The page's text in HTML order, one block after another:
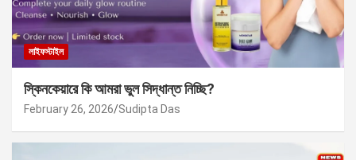
লাইফস্টাইল
স্কিনকেয়ারে কি আমরা ভুল সিদ্ধান্ত নিচ্ছি?
February 26, 2026 Sudipta Das